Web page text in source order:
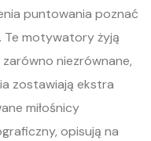
puntowania poznać
Te motywatory żyją
niezrównane,
zostawiają ekstra
miłośnicy
opisują na